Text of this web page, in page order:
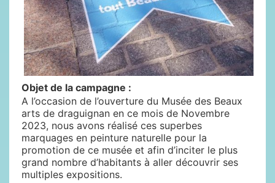
Objet de la campagne :
A l’occasion de l’ouverture du Musée des Beaux
arts de draguignan en ce mois de Novembre
2023, nous avons réalisé ces superbes
marquages en peinture naturelle pour la
promotion de ce musée et afin d’inciter le plus
grand nombre d’habitants à aller découvrir ses
multiples expositions.